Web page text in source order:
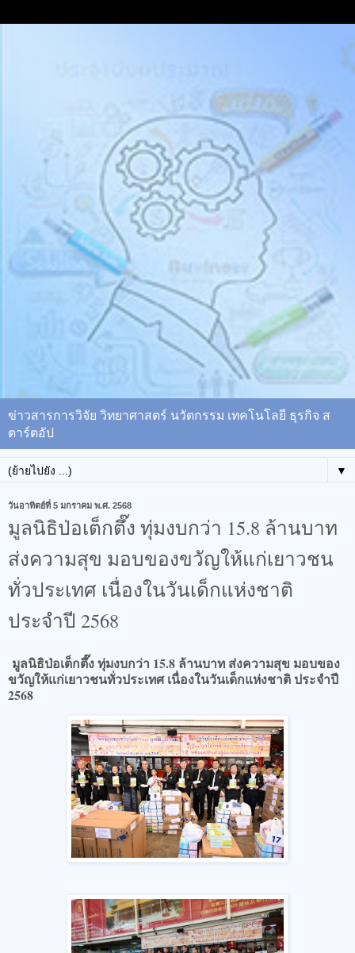
ข่าวสารการวิจัย วิทยาศาสตร์ นวัตกรรม เทคโนโลยี ธุรกิจ ส
ตาร์ตอัป
▼
วันอาทิตย์ที่ 5 มกราคม พ.ศ. 2568
มูลนิธิป่อเต็กตึ๊ง ทุ่มงบกว่า 15.8 ล้านบาท
ส่งความสุข มอบของขวัญให้แก่เยาวชน
ทั่วประเทศ เนื่องในวันเด็กแห่งชาติ
ประจำปี 2568
มูลนิธิป่อเต็กตึ๊ง ทุ่มงบกว่า 15.8 ล้านบาท ส่งความสุข มอบของ
ขวัญให้แก่เยาวชนทั่วประเทศ เนื่องในวันเด็กแห่งชาติ ประจำปี
2568